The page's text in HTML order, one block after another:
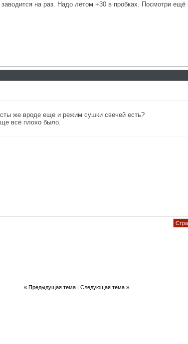
на раз. Надо летом +30 в пробках. Посмотри
же вроде еще и режим сушки свечей есть?
все плохо было.
« Предыдущая тема| Следующая тема »